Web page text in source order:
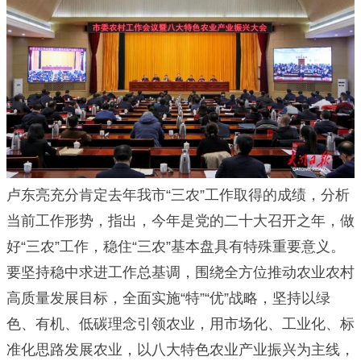
卢东亮充分肯定去年我市“三农”工作取得的成绩，分析
当前工作形势，指出，今年是党的二十大召开之年，做
好“三农”工作，稳住“三农”基本盘具有特殊重要意义。
要坚持稳中求进工作总基调，围绕全方位推动农业农村
高质量发展目标，全面实施“特”“优”战略，坚持以绿
色、有机、低碳理念引领农业，用市场化、工业化、标
准化思路发展农业，以八大特色农业产业振兴为主线，